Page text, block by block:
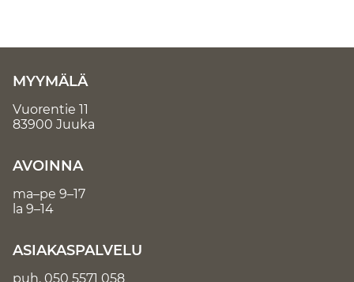
MYYMÄLÄ
Vuorentie 11
83900 Juuka
AVOINNA
ma–pe 9–17
la 9–14
ASIAKASPALVELU
puh. 050 5571 058